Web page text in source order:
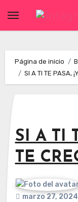
Página de inicio
SI A TI TE PASA,
SI A TI
TE
marzo 27, 2024